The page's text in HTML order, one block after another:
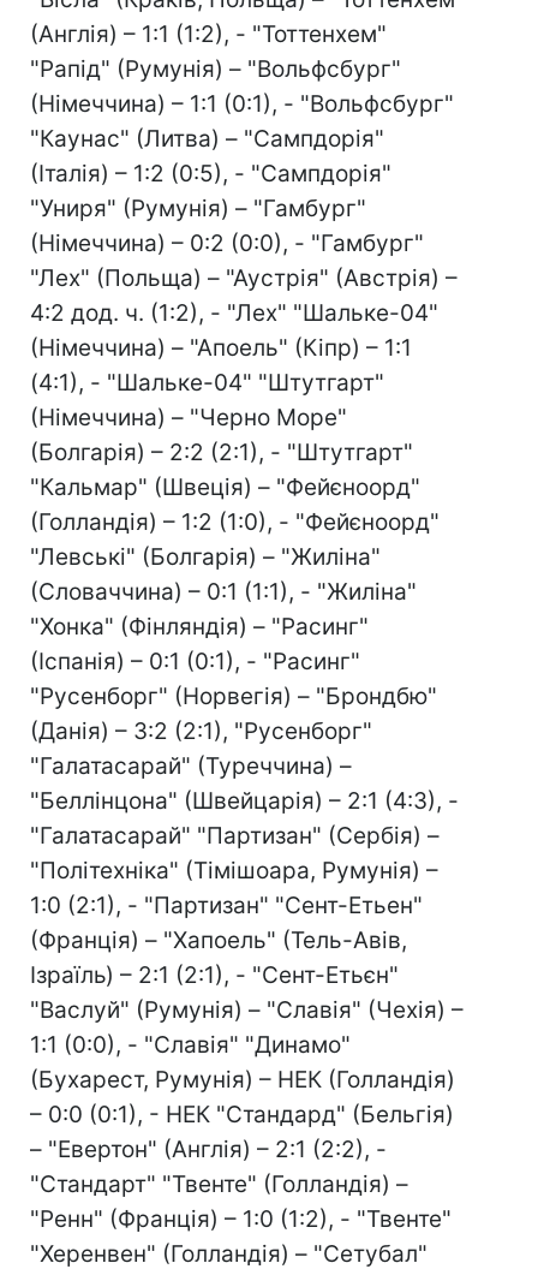
(Англія) – 1:1 (1:2), - "Тоттенхем"
"Рапід" (Румунія) – "Вольфсбург"
(Німеччина) – 1:1 (0:1), - "Вольфсбург"
"Каунас" (Литва) – "Сампдорія"
(Італія) – 1:2 (0:5), - "Сампдорія"
"Униря" (Румунія) – "Гамбург"
(Німеччина) – 0:2 (0:0), - "Гамбург"
"Лех" (Польща) – "Аустрія" (Австрія) –
4:2 дод. ч. (1:2), - "Лех" "Шальке-04"
(Німеччина) – "Апоель" (Кіпр) – 1:1
(4:1), - "Шальке-04" "Штутгарт"
(Німеччина) – "Черно Море"
(Болгарія) – 2:2 (2:1), - "Штутгарт"
"Кальмар" (Швеція) – "Фейєноорд"
(Голландія) – 1:2 (1:0), - "Фейєноорд"
"Левські" (Болгарія) – "Жиліна"
(Словаччина) – 0:1 (1:1), - "Жиліна"
"Хонка" (Фінляндія) – "Расинг"
(Іспанія) – 0:1 (0:1), - "Расинг"
"Русенборг" (Норвегія) – "Брондбю"
(Данія) – 3:2 (2:1), "Русенборг"
"Галатасарай" (Туреччина) –
"Беллінцона" (Швейцарія) – 2:1 (4:3), -
"Галатасарай" "Партизан" (Сербія) –
"Політехніка" (Тімішоара, Румунія) –
1:0 (2:1), - "Партизан" "Сент-Етьен"
(Франція) – "Хапоель" (Тель-Авів,
Ізраїль) – 2:1 (2:1), - "Сент-Етьєн"
"Васлуй" (Румунія) – "Славія" (Чехія) –
1:1 (0:0), - "Славія" "Динамо"
(Бухарест, Румунія) – НЕК (Голландія)
– 0:0 (0:1), - НЕК "Стандард" (Бельгія)
– "Евертон" (Англія) – 2:1 (2:2), -
"Стандарт" "Твенте" (Голландія) –
"Ренн" (Франція) – 1:0 (1:2), - "Твенте"
"Херенвен" (Голландія) – "Сетубал"